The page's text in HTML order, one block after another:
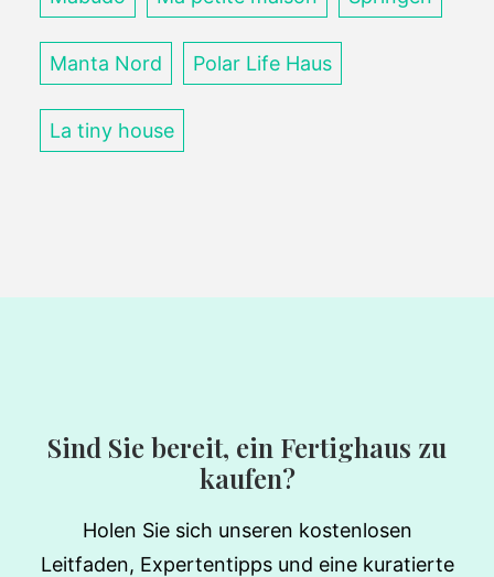
Manta Nord Polar Life Haus
La tiny house
Sind Sie bereit, ein Fertighaus zu
kaufen?
Holen Sie sich unseren kostenlosen
Leitfaden, Expertentipps und eine kuratierte